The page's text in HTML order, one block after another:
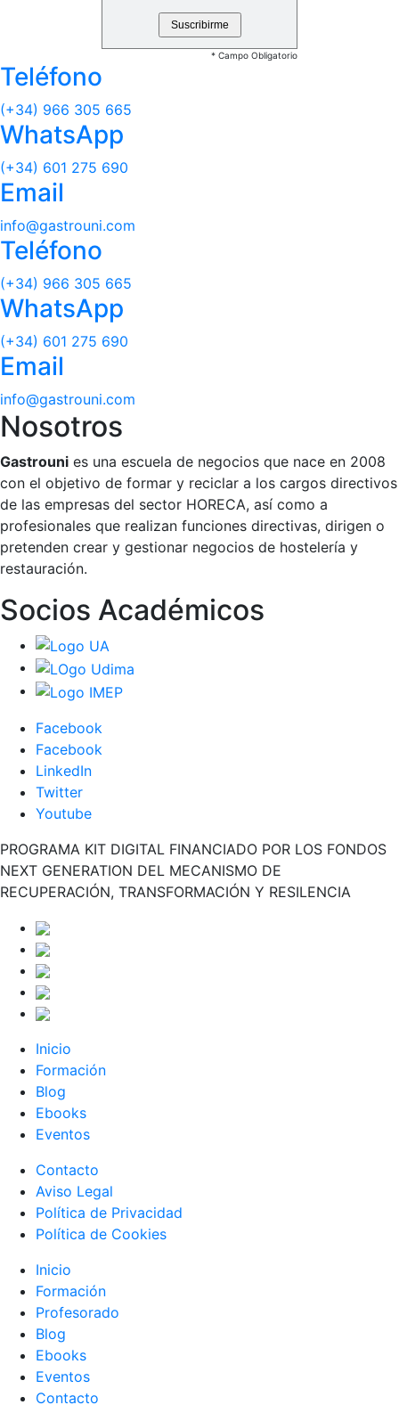
* Campo Obligatorio
Teléfono
(+34) 966 305 665
WhatsApp
(+34) 601 275 690
Email
info@gastrouni.com
Teléfono
(+34) 966 305 665
WhatsApp
(+34) 601 275 690
Email
info@gastrouni.com
Nosotros
Gastrouni es una escuela de negocios que nace en 2008
con el objetivo de formar y reciclar a los cargos directivos
de las empresas del sector HORECA, así como a
profesionales que realizan funciones directivas, dirigen o
pretenden crear y gestionar negocios de hostelería y
restauración.
Socios Académicos
Facebook
Facebook
LinkedIn
Twitter
Youtube
PROGRAMA KIT DIGITAL FINANCIADO POR LOS FONDOS
NEXT GENERATION DEL MECANISMO DE
RECUPERACIÓN, TRANSFORMACIÓN Y RESILENCIA
Inicio
Formación
Blog
Ebooks
Eventos
Contacto
Aviso Legal
Política de Privacidad
Política de Cookies
Inicio
Formación
Profesorado
Blog
Ebooks
Eventos
Contacto